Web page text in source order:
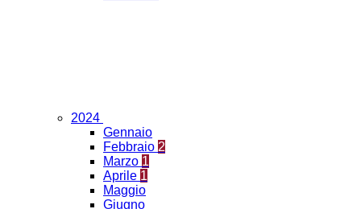
2024
Gennaio
Febbraio 2
Marzo 1
Aprile 1
Maggio
Giugno